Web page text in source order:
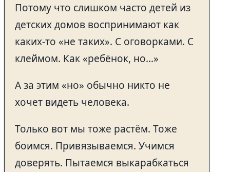
Потому что слишком часто детей из
детских домов воспринимают как
каких-то «не таких». С оговорками. С
клеймом. Как «ребёнок, но…»
А за этим «но» обычно никто не
хочет видеть человека.
Только вот мы тоже растём. Тоже
боимся. Привязываемся. Учимся
доверять. Пытаемся выкарабкаться